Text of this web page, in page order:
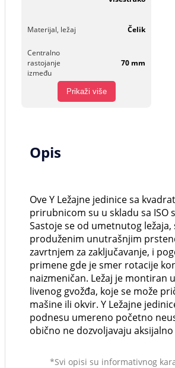
Materijal, ležaj Čelik
Centralno
rastojanje
između
70 mm
Prikaži više
Opis
Ove Y Ležajne jedinice sa
prirubnicom su u skladu sa ISO
Sastoje se od umetnutog ležaja,
produženim unutrašnjim
zavrtnjem za zaključavanje, i
primene gde je smer rotacije
naizmeničan. Ležaj je montiran
livenog gvožđa, koje se može
mašine ili okvir. Y Ležajne
podnesu umereno početno
obično ne dozvoljavaju
*Svi opisi su informativnog